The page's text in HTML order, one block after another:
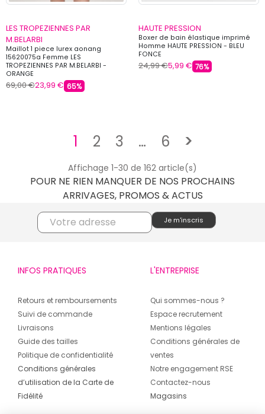
LES TROPEZIENNES PAR
M.BELARBI
Maillot 1 piece lurex aonang
15620075a Femme LES
TROPEZIENNES PAR M.BELARBI -
ORANGE
69,00 €23,99 € 65%
HAUTE PRESSION
Boxer de bain élastique imprimé
Homme HAUTE PRESSION - BLEU
FONCE
24,99 €5,99 € 76%
1 2 3 … 6 >Suivant
Affichage 1-30 de 162 article(s)
POUR NE RIEN MANQUER DE NOS PROCHAINS
ARRIVAGES, PROMOS & ACTUS
INFOS PRATIQUES
Retours et remboursements
Suivi de commande
Livraisons
Guide des tailles
Politique de confidentialité
Conditions générales
d’utilisation de la Carte de
Fidélité
L'ENTREPRISE
Qui sommes-nous ?
Espace recrutement
Mentions légales
Conditions générales de
ventes
Notre engagement RSE
Contactez-nous
Magasins